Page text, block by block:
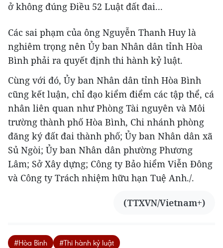
ở không đúng Điều 52 Luật đất đai...
Các sai phạm của ông Nguyễn Thanh Huy là
nghiêm trọng nên Ủy ban Nhân dân tỉnh Hòa
Bình phải ra quyết định thi hành kỷ luật.
Cùng với đó, Ủy ban Nhân dân tỉnh Hòa Bình
cũng kết luận, chỉ đạo kiểm điểm các tập thể, cá
nhân liên quan như Phòng Tài nguyên và Môi
trường thành phố Hòa Bình, Chi nhánh phòng
đăng ký đất đai thành phố; Ủy ban Nhân dân xã
Sủ Ngòi; Ủy ban Nhân dân phường Phương
Lâm; Sở Xây dựng; Công ty Bảo hiểm Viễn Đông
và Công ty Trách nhiệm hữu hạn Tuệ Anh./.
(TTXVN/Vietnam+)
#Hòa Bình
#Thi hành kỷ luật